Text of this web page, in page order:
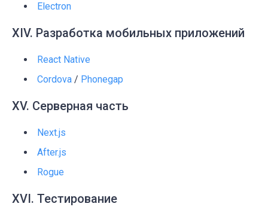
Electron
XIV. Разработка мобильных приложений
React Native
Cordova / Phonegap
XV. Серверная часть
Next.js
After.js
Rogue
XVI. Тестирование